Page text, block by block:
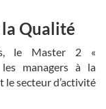
Qualité
le Master 2 «
managers à la
le secteur d’activité